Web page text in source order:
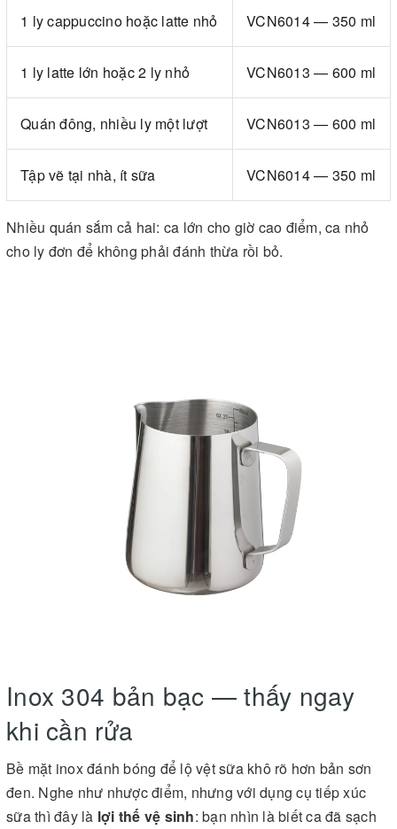
1 ly cappuccino hoặc latte nhỏ VCN6014 — 350 ml
1 ly latte lớn hoặc 2 ly nhỏ VCN6013 — 600 ml
Quán đông, nhiều ly một lượt VCN6013 — 600 ml
Tập vẽ tại nhà, ít sữa VCN6014 — 350 ml
Nhiều quán sắm cả hai: ca lớn cho giờ cao điểm, ca nhỏ
cho ly đơn để không phải đánh thừa rồi bỏ.
Inox 304 bản bạc — thấy ngay
khi cần rửa
Bề mặt inox đánh bóng để lộ vệt sữa khô rõ hơn bản sơn
đen. Nghe như nhược điểm, nhưng với dụng cụ tiếp xúc
sữa thì đây là lợi thế vệ sinh: bạn nhìn là biết ca đã sạch